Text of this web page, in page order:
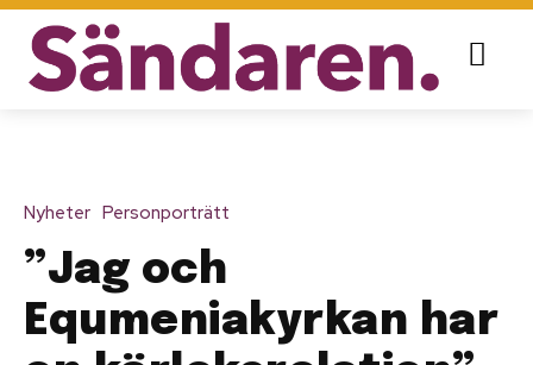
Nyheter Personporträtt
”Jag och
Equmeniakyrkan har